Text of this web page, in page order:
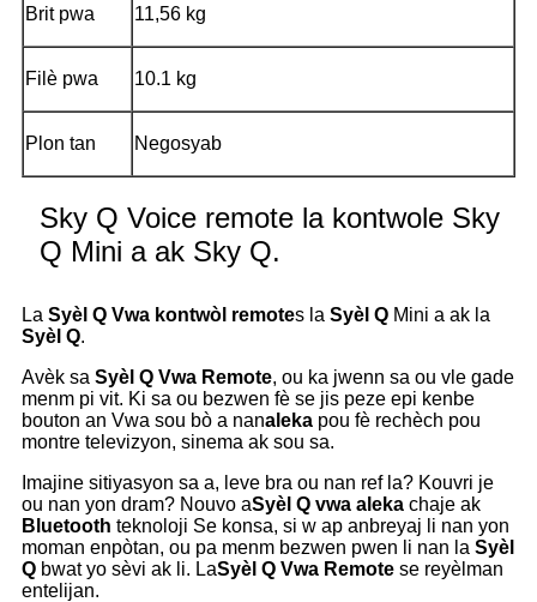
Brit pwa 11,56 kg
Filè pwa 10.1 kg
Plon tan Negosyab
Sky Q Voice remote la kontwole Sky
Q Mini a ak Sky Q.
La Syèl Q Vwa kontwòl remotes la Syèl Q Mini a ak la
Syèl Q.
Avèk sa Syèl Q Vwa Remote, ou ka jwenn sa ou vle gade
menm pi vit. Ki sa ou bezwen fè se jis peze epi kenbe
bouton an Vwa sou bò a nanaleka pou fè rechèch pou
montre televizyon, sinema ak sou sa.
Imajine sitiyasyon sa a, leve bra ou nan ref la? Kouvri je
ou nan yon dram? Nouvo aSyèl Q vwa aleka chaje ak
Bluetooth teknoloji Se konsa, si w ap anbreyaj li nan yon
moman enpòtan, ou pa menm bezwen pwen li nan la Syèl
Q bwat yo sèvi ak li. LaSyèl Q Vwa Remote se reyèlman
entelijan.